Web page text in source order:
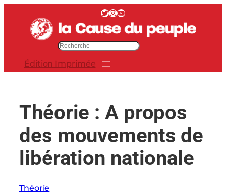
contenu
Twitter InstagramYouTube
e
Édition Imprimée
Théorie : A propos
des mouvements de
libération nationale
Théorie